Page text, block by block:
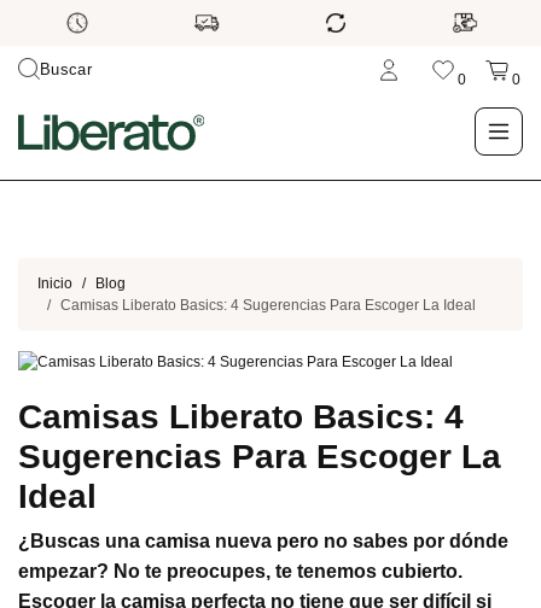
Buscar
0 0
TIENDA
OUTLET
BLOG
Inicio
Blog
Camisas Liberato Basics: 4 Sugerencias Para Escoger La Ideal
Camisas Liberato Basics: 4
Sugerencias Para Escoger La
Ideal
¿Buscas una camisa nueva pero no sabes por dónde
empezar? No te preocupes, te tenemos cubierto.
Escoger la camisa perfecta no tiene que ser difícil si